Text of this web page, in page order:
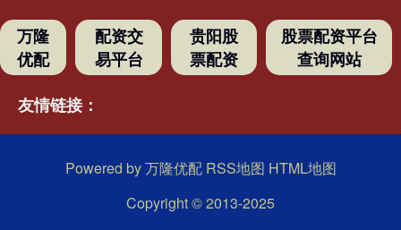
万隆
优配
配资交
易平台
贵阳股
票配资
股票配资平台
查询网站
友情链接：
Powered by万隆优配 RSS地图 HTML地图
Copyright© 2013-2025